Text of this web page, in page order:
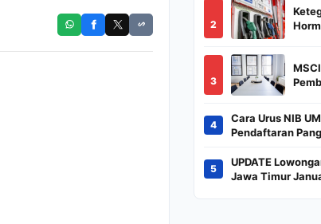
2
3
4
Cara Urus NIB
Pendaftaran
Kilogram
5
UPDATE
Jawa Timur